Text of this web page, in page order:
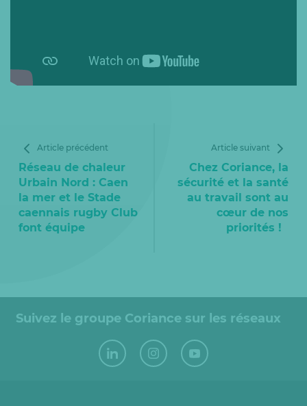
Article précédent
Réseau de chaleur
Urbain Nord : Caen
la mer et le Stade
caennais rugby Club
font équipe
Article suivant
Chez Coriance, la
sécurité et la santé
au travail sont au
cœur de nos
priorités !
Suivez le groupe Coriance sur les réseaux